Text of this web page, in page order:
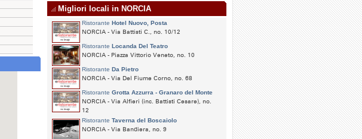
Migliori locali in NORCIA
Ristorante Hotel Nuovo, Posta
NORCIA - Via Battisti C., no. 10/12
Ristorante Locanda Del Teatro
NORCIA - Piazza Vittorio Veneto, no. 10
Ristorante Da Pietro
NORCIA - Via Del Fiume Corno, no. 68
Ristorante Grotta Azzurra - Granaro del Monte
NORCIA - Via Alfieri (inc. Battisti Cesare), no.
12
Ristorante Taverna del Boscaiolo
NORCIA - Via Bandiera, no. 9